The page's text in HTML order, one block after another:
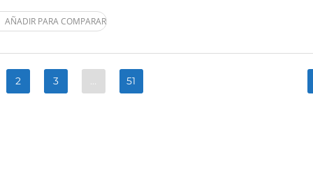
AÑADIR PARA COMPARAR
2 3 … 51